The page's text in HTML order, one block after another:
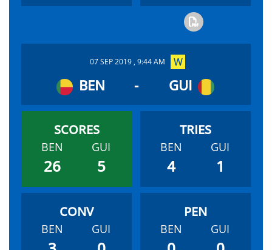
07 SEP 2019 , 9:44 AM
BEN - GUI
BEN GUI
26 5
BEN GUI
4 1
BEN GUI BEN GUI